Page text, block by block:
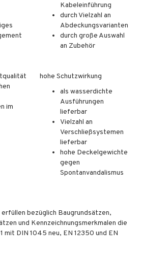
im
Kabeleinführung
durch Vielzahl an
Abdeckungsvarianten
durch große Auswahl
an Zubehör
hohe Schutzwirkung
als wasserdichte
Ausführungen
lieferbar
Vielzahl an
Verschließsystemen
lieferbar
hohe Deckelgewichte
gegen
Spontanvandalismus
bezüglich Baugrundsätzen,
und Kennzeichnungsmerkmalen die
mit DIN 1045 neu, EN 12350 und EN